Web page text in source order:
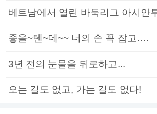
베트남에서 열린 바둑리그 아시안
좋을~텐~데~~ 너의 손 꼭 잡고….
3년 전의 눈물을 뒤로하고...
오는 길도 없고, 가는 길도 없다!